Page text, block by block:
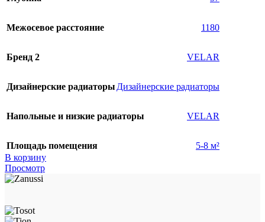
Межосевое расстояние 1180
Бренд 2 VELAR
Дизайнерские радиаторыДизайнерские радиаторы
Напольные и низкие радиаторы VELAR
Площадь помещения
5-8 м²
В корзину
Просмотр